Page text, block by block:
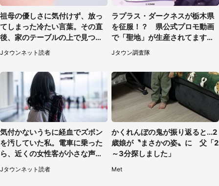
祖母の優しさに気付けず、放っ
てしまった冷たい言葉。その直
後、家のテーブルの上で見つけ
たものは（福岡県・30代女性）
Jタウンネット読者
ラプラス・ダークネスが栃木県
を征服！？ 県公式プロモ動画
で「聖地」が生産されてます【7
／31～1／31】
Jタウン調査隊
気付かないうちに経血でズボン
を汚していた私。電車に乗った
ら、近くの女性客が小さな声で
（千葉県・10代女性）
Jタウンネット読者
かくれんぼの鬼が振り返ると...2
歳娘が〝まさかの姿〟に 父「2
～3分探しました」
Met